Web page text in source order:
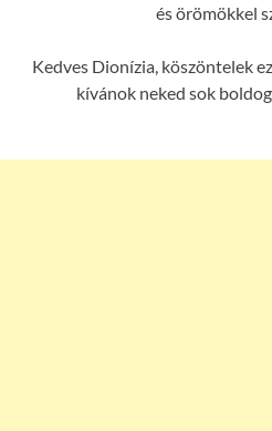
és örömökkel
Kedves Dionízia, köszöntelek
kívánok neked sok